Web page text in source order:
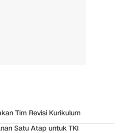
Tim Revisi Kurikulum
Satu Atap untuk TKI